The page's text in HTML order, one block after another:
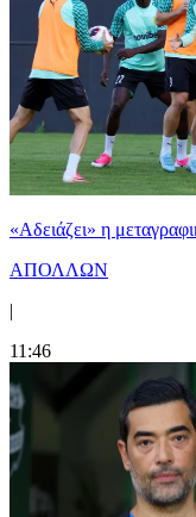
«Αδειάζει» η
ΑΠΟΛΛΩΝ
|
11:46